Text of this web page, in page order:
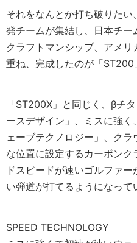
それをなんとか打ち破りた
発チームが集結し、日本チ
クラフトマンシップ、アメ
重ね、完成したのが「ST200
「ST200X」と同じく、βチ
ースデザイン」、ミスに強
ェーブテクノロジー」、ク
な位置に設定するカーボン
ドスピードが速いゴルファ
い弾道が打てるようになって
SPEED TECHNOLOGY